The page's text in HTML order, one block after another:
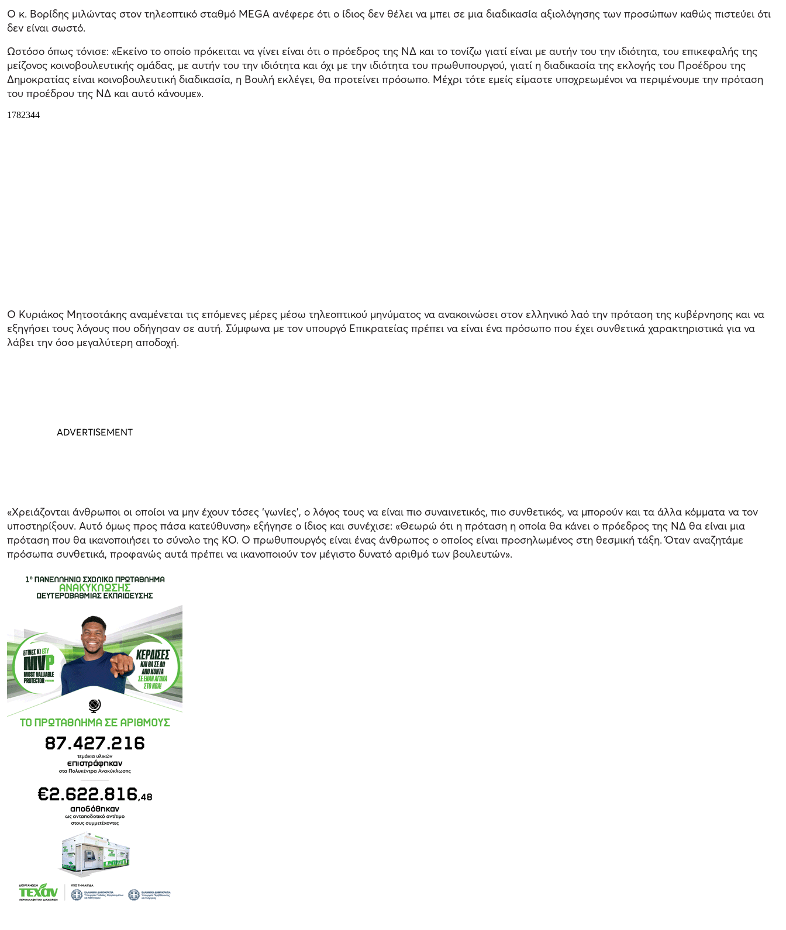
Ο κ. Βορίδης μιλώντας στον τηλεοπτικό σταθμό MEGA ανέφερε ότι ο ίδιος δεν θέλει να μπει σε μια διαδικασία αξιολόγησης των προσώπων καθώς πιστεύει ότι
δεν είναι σωστό.
Ωστόσο όπως τόνισε: «Εκείνο το οποίο πρόκειται να γίνει είναι ότι ο πρόεδρος της ΝΔ και το τονίζω γιατί είναι με αυτήν του την ιδιότητα, του επικεφαλής της
μείζονος κοινοβουλευτικής ομάδας, με αυτήν του την ιδιότητα και όχι με την ιδιότητα του πρωθυπουργού, γιατί η διαδικασία της εκλογής του Προέδρου της
Δημοκρατίας είναι κοινοβουλευτική διαδικασία, η Βουλή εκλέγει, θα προτείνει πρόσωπο. Μέχρι τότε εμείς είμαστε υποχρεωμένοι να περιμένουμε την πρόταση
του προέδρου της ΝΔ και αυτό κάνουμε».
Ο Κυριάκος Μητσοτάκης αναμένεται τις επόμενες μέρες μέσω τηλεοπτικού μηνύματος να ανακοινώσει στον ελληνικό λαό την πρόταση της κυβέρνησης και να
εξηγήσει τους λόγους που οδήγησαν σε αυτή. Σύμφωνα με τον υπουργό Επικρατείας πρέπει να είναι ένα πρόσωπο που έχει συνθετικά χαρακτηριστικά για να
λάβει την όσο μεγαλύτερη αποδοχή.
«Χρειάζονται άνθρωποι οι οποίοι να μην έχουν τόσες ‘γωνίες’, ο λόγος τους να είναι πιο συναινετικός, πιο συνθετικός, να μπορούν και τα άλλα κόμματα να τον
υποστηρίξουν. Αυτό όμως προς πάσα κατεύθυνση» εξήγησε ο ίδιος και συνέχισε: «Θεωρώ ότι η πρόταση η οποία θα κάνει ο πρόεδρος της ΝΔ θα είναι μια
πρόταση που θα ικανοποιήσει το σύνολο της ΚΟ. Ο πρωθυπουργός είναι ένας άνθρωπος ο οποίος είναι προσηλωμένος στη θεσμική τάξη. Όταν αναζητάμε
πρόσωπα συνθετικά, προφανώς αυτά πρέπει να ικανοποιούν τον μέγιστο δυνατό αριθμό των βουλευτών».